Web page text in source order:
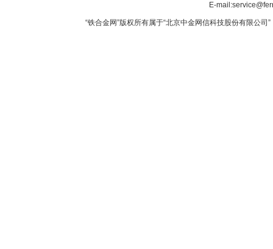
E-
“铁合金网”版权所有属于“北京中金网信科技股份有限公司